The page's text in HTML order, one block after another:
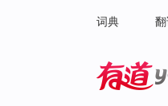
词典